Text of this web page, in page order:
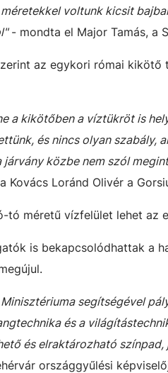
voltunk kicsit
- mondta el Major Tamás, a
az egykori római
a kikötőben a víztükröt is
és nincs olyan szabály,
közbe nem szól
Kovács Loránd Olivér a
tó méretű vízfelület lehet az
is bekapcsolódhattak a
segítségével
és a
és elraktározható
országgyűlési